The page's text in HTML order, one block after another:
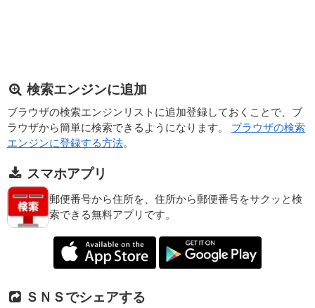
検索エンジンに追加
ブラウザの検索エンジンリストに追加登録しておくことで、ブ
ラウザから簡単に検索できるようになります。 ブラウザの検索
エンジンに登録する方法。
スマホアプリ
郵便番号から住所を、住所から郵便番号をサクッと検
索できる無料アプリです。
ＳＮＳでシェアする